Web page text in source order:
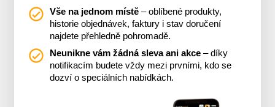
Vše na jednom místě – oblíbené produkty,
historie objednávek, faktury i stav doručení
najdete přehledně pohromadě.
Neunikne vám žádná sleva ani akce – díky
notifikacím budete vždy mezi prvními, kdo se
dozví o speciálních nabídkách.